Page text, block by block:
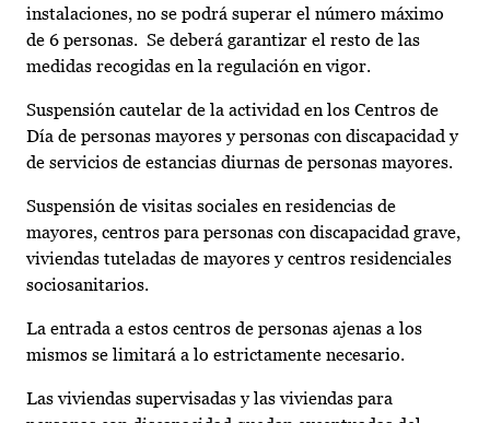
instalaciones, no se podrá superar el número máximo
de 6 personas. Se deberá garantizar el resto de las
medidas recogidas en la regulación en vigor.
Suspensión cautelar de la actividad en los Centros de
Día de personas mayores y personas con discapacidad y
de servicios de estancias diurnas de personas mayores.
Suspensión de visitas sociales en residencias de
mayores, centros para personas con discapacidad grave,
viviendas tuteladas de mayores y centros residenciales
sociosanitarios.
La entrada a estos centros de personas ajenas a los
mismos se limitará a lo estrictamente necesario.
Las viviendas supervisadas y las viviendas para